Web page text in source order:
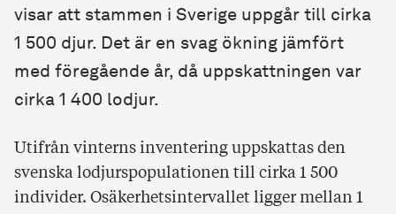
visar att stammen i Sverige uppgår till cirka
1 500 djur. Det är en svag ökning jämfört
med föregående år, då uppskattningen var
cirka 1 400 lodjur.
Utifrån vinterns inventering uppskattas den
svenska lodjurspopulationen till cirka 1 500
individer. Osäkerhetsintervallet ligger mellan 1